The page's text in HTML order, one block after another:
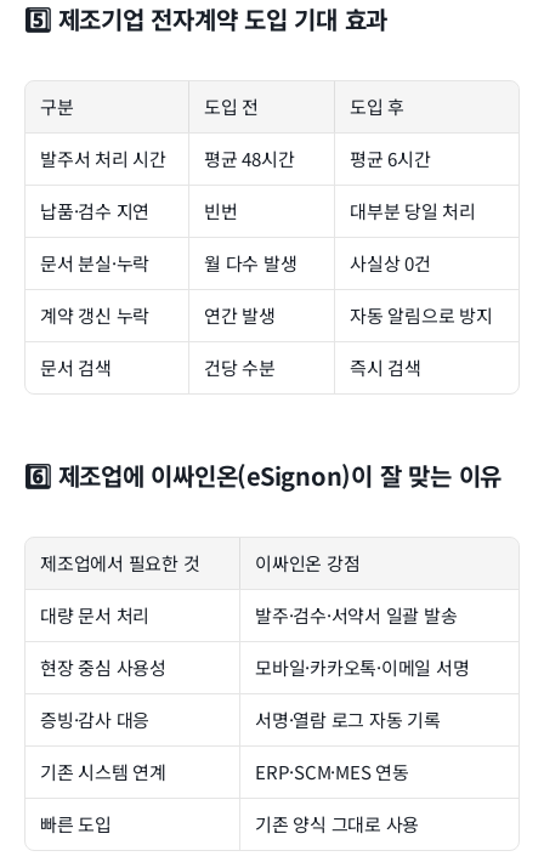
5️⃣ 제조기업 전자계약 도입 기대 효과
구분 도입 전 도입 후
발주서 처리 시간 평균 48시간 평균 6시간
납품·검수 지연 빈번 대부분 당일 처리
문서 분실·누락 월 다수 발생 사실상 0건
계약 갱신 누락 연간 발생 자동 알림으로 방지
문서 검색 건당 수분 즉시 검색
6️⃣ 제조업에 이싸인온(eSignon)이 잘 맞는 이유
제조업에서 필요한 것 이싸인온 강점
대량 문서 처리 발주·검수·서약서 일괄 발송
현장 중심 사용성 모바일·카카오톡·이메일 서명
증빙·감사 대응 서명·열람 로그 자동 기록
기존 시스템 연계 ERP·SCM·MES 연동
빠른 도입 기존 양식 그대로 사용